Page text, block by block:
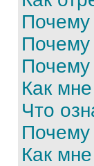
Почему
Почему
Как
Что
Почему
Как